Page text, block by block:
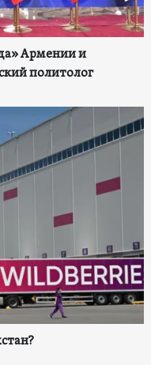
Армении и
политолог